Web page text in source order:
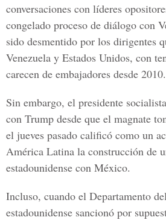
conversaciones con líderes
congelado proceso de diálogo con
sido desmentido por los dirigentes
Venezuela y Estados Unidos, con
carecen de embajadores desde 2010.
Sin embargo, el presidente
con Trump desde que el magnate
el jueves pasado calificó como un
América Latina la construcción de
estadounidense con México.
Incluso, cuando el Departamento
estadounidense sancionó por